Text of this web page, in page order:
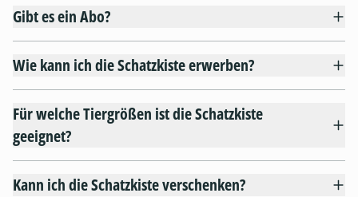
Gibt es ein Abo?
Wie kann ich die Schatzkiste erwerben?
Für welche Tiergrößen ist die Schatzkiste
geeignet?
Kann ich die Schatzkiste verschenken?